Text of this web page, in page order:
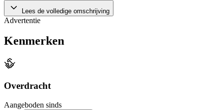
Lees de volledige omschrijving
Advertentie
Kenmerken
Overdracht
Aangeboden sinds